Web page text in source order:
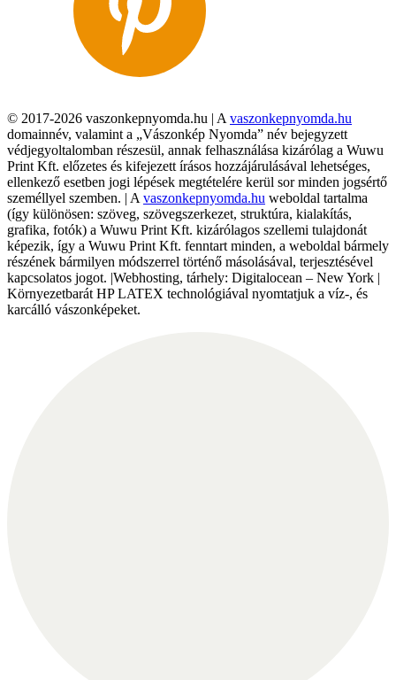
© 2017-2026 vaszonkepnyomda.hu | A vaszonkepnyomda.hu
domainnév, valamint a „Vászonkép Nyomda” név bejegyzett
védjegyoltalomban részesül, annak felhasználása kizárólag a Wuwu
Print Kft. előzetes és kifejezett írásos hozzájárulásával lehetséges,
ellenkező esetben jogi lépések megtételére kerül sor minden jogsértő
személlyel szemben. | A vaszonkepnyomda.hu weboldal tartalma
(így különösen: szöveg, szövegszerkezet, struktúra, kialakítás,
grafika, fotók) a Wuwu Print Kft. kizárólagos szellemi tulajdonát
képezik, így a Wuwu Print Kft. fenntart minden, a weboldal bármely
részének bármilyen módszerrel történő másolásával, terjesztésével
kapcsolatos jogot. |Webhosting, tárhely: Digitalocean – New York |
Környezetbarát HP LATEX technológiával nyomtatjuk a víz-, és
karcálló vászonképeket.